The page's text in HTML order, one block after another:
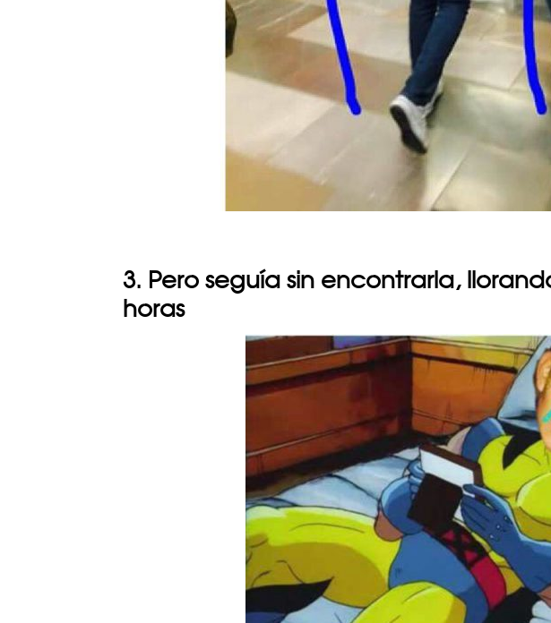
3. Pero seguía sin encontrarla,
horas